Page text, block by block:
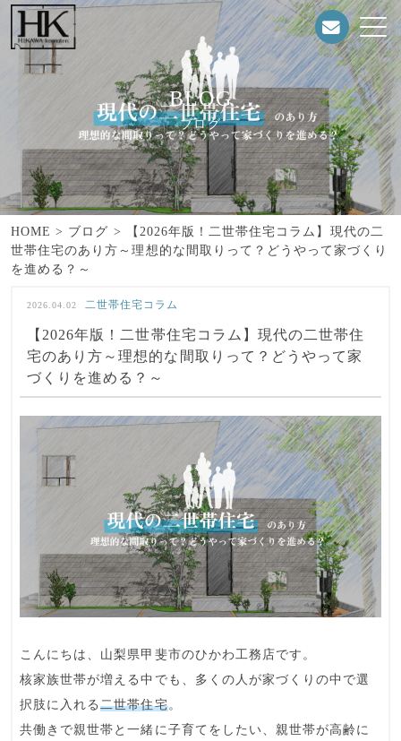
BLOG
ブログ
HOME > ブログ >
【2026年版！二世帯住宅コラム】現代の二
世帯住宅のあり方～理想的な間取りって？どうやって家づくり
を進める？～
【2026年版！二世帯住宅コラム】現代の二世帯住
宅のあり方～理想的な間取りって？どうやって家
づくりを進める？～
2026.04.02 二世帯住宅コラム
こんにちは、山梨県甲斐市のひかわ工務店です。
核家族世帯が増える中でも、多くの人が家づくりの中で選
択肢に入れる二世帯住宅。
共働きで親世帯と一緒に子育てをしたい、 親世帯が高齢に